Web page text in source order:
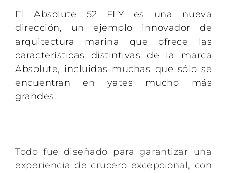
El Absolute 52 FLY es una nueva
dirección, un ejemplo innovador de
arquitectura marina que ofrece las
características distintivas de la marca
Absolute, incluidas muchas que sólo se
encuentran en yates mucho más
grandes.
Todo fue diseñado para garantizar una
experiencia de crucero excepcional, con